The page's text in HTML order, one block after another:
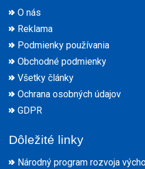
O nás
Reklama
Podmienky používania
Obchodné podmienky
Všetky články
Ochrana osobných údajov
GDPR
Dôležité linky
Národný program rozvoja